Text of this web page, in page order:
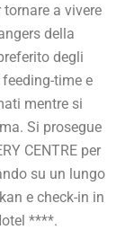
a vivere
della
degli
time e
mentre si
Si prosegue
CENTRE per
su un lungo
e check-in in
****.